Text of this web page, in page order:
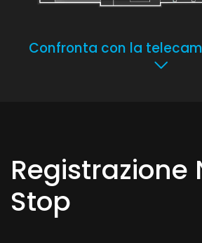
Confronta con la
Registrazione
Stop